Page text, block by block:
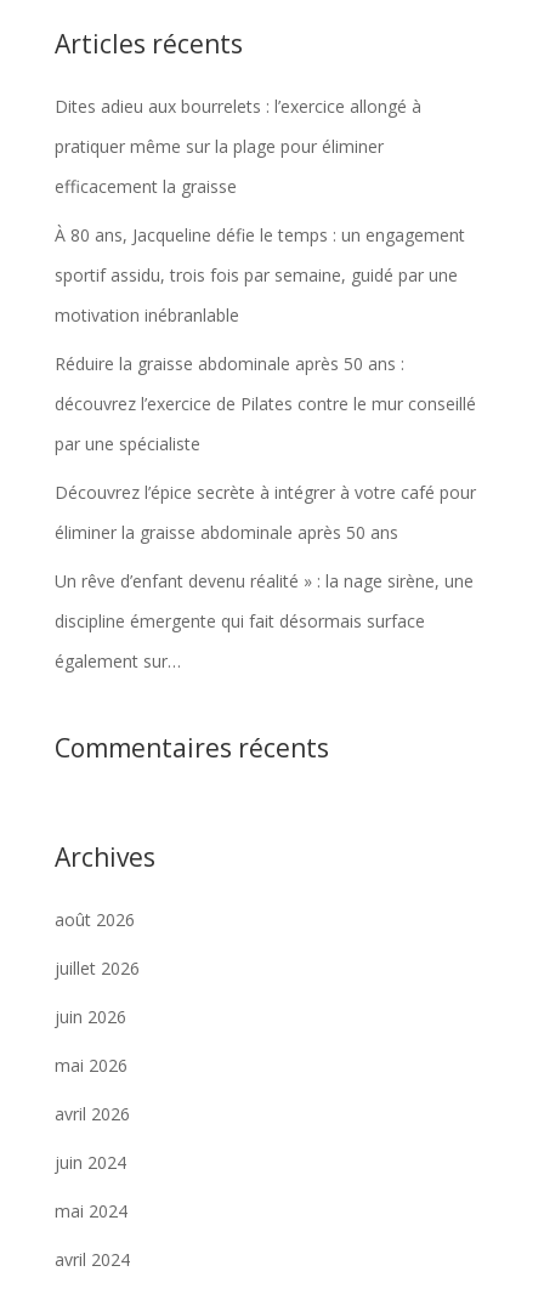
Articles récents
Dites adieu aux bourrelets : l’exercice allongé à
pratiquer même sur la plage pour éliminer
efficacement la graisse
À 80 ans, Jacqueline défie le temps : un engagement
sportif assidu, trois fois par semaine, guidé par une
motivation inébranlable
Réduire la graisse abdominale après 50 ans :
découvrez l’exercice de Pilates contre le mur conseillé
par une spécialiste
Découvrez l’épice secrète à intégrer à votre café pour
éliminer la graisse abdominale après 50 ans
Un rêve d’enfant devenu réalité » : la nage sirène, une
discipline émergente qui fait désormais surface
également sur…
Commentaires récents
Archives
août 2026
juillet 2026
juin 2026
mai 2026
avril 2026
juin 2024
mai 2024
avril 2024